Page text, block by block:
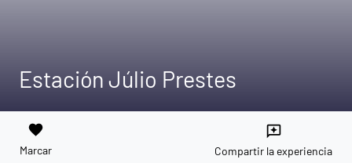
Estación Júlio Prestes
favorite
Marcar
reviews
Compartir la experiencia